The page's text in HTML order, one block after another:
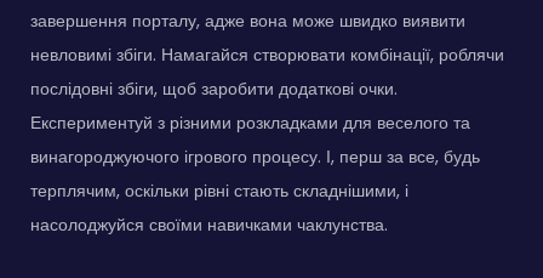
завершення порталу, адже вона може швидко виявити
невловимі збіги. Намагайся створювати комбінації, роблячи
послідовні збіги, щоб заробити додаткові очки.
Експериментуй з різними розкладками для веселого та
винагороджуючого ігрового процесу. І, перш за все, будь
терплячим, оскільки рівні стають складнішими, і
насолоджуйся своїми навичками чаклунства.